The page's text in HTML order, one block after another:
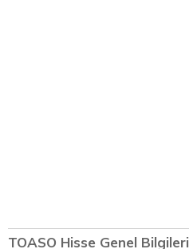
TOASO Hisse Genel Bilgileri